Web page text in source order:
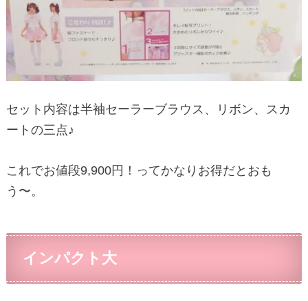
セット内容は半袖セーラーブラウス、リボン、スカ
ートの三点♪
これでお値段9,900円！ってかなりお得だとおも
う〜。
インパクト大